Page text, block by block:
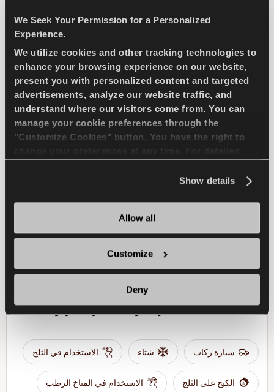
We Seek Your Permission for a Personalized
Experience.
We utilize cookies and other tracking technologies to
enhance your browsing experience on our website,
present you with personalized content and targeted
advertisements, analyze our website traffic, and
understand where our visitors come from. You can
manage your cookie preferences through the
"Customize Cookies" button. You have the right to
Show details
Allow all
Customize
Deny
الاختيار الطبيعي - الاقتصاد في القيادة لسيارات الركوب
المدمجة
سيارة ركاب صيف استخدام طويل الأمد
كفاءة الوقود
SNOWAYS 4
سيارة ركاب شتاء الاستخدام في الثلج
الكبح على الثلج الاستخدام في المناخ الرطب